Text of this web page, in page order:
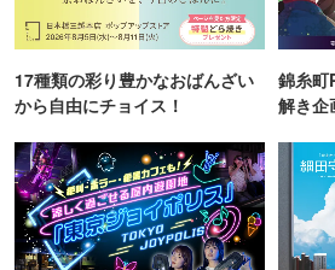
ルメイラストを使用したフォトスポ
・館内2F「ショップ アクアポケッ
オリジナルグッズを販売。
◆専門店街アルパ・スカイレストラ
・対象メニューのご注文で、オリジ
トが描かれたノベルティがもらえる
催
17種類の彩り豊かなおばんざい
から自由にチョイス！
錦糸町
解き企